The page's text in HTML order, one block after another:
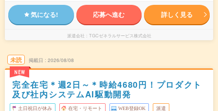
気になる! 応募へ進む 詳しく見る
派遣会社 TGCゼネラルサービス株式会社
未読
NEW
掲載日 2026/08/08
完全在宅＊週2日～＊時給4680円！プロダクト
及び社内システムAI駆動開発
土日祝日が休み 在宅・リモート WEB登録OK 派遣